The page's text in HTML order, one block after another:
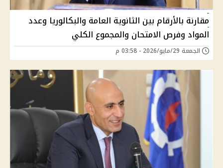
مقارنة بالأرقام بين الثانوية العامة والبكالوريا وعدد
المواد وفرص الامتحان والمجموع الكلي
الجمعة 29/مايو/2026 - 03:58 م